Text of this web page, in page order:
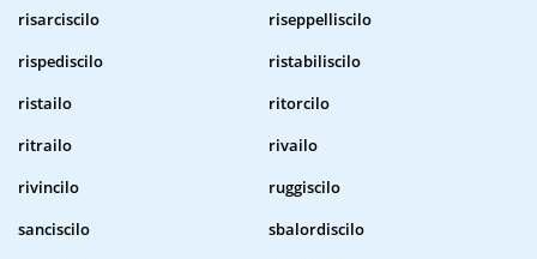
risarciscilo
riseppelliscilo
rispediscilo
ristabiliscilo
ristailo
ritorcilo
ritrailo
rivailo
rivincilo
ruggiscilo
sanciscilo
sbalordiscilo